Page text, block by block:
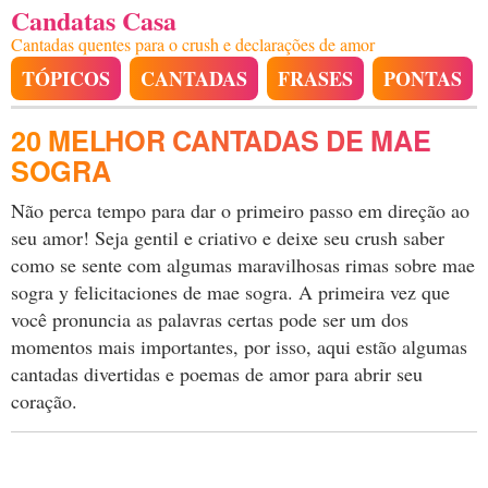
Candatas Casa
Cantadas quentes para o crush e declarações de amor
TÓPICOS CANTADAS FRASES PONTAS
20 MELHOR CANTADAS DE MAE
SOGRA
Não perca tempo para dar o primeiro passo em direção ao
seu amor! Seja gentil e criativo e deixe seu crush saber
como se sente com algumas maravilhosas rimas sobre mae
sogra y felicitaciones de mae sogra. A primeira vez que
você pronuncia as palavras certas pode ser um dos
momentos mais importantes, por isso, aqui estão algumas
cantadas divertidas e poemas de amor para abrir seu
coração.